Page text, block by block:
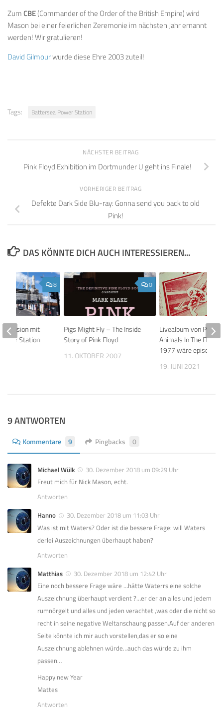
ZumCBE(Commander of the Order of the British Empire) wird
Mason bei einer feierlichen Zeremonie im nächsten Jahr ernannt
werden! Wir gratulieren!
David Gilmourwurde diese Ehre 2003 zuteil!
Tags: Battersea Power Station
NÄCHSTER BEITRAG
Pink Floyd Exhibition im Dortmunder U geht ins Finale!
VORHERIGER BEITRAG
Defekte Dark Side Blu-ray: Gonna send you back to old
Pink!
DAS KÖNNTE DICH AUCH INTERESSIEREN...
0
Pigs Might Fly – The Inside
Story of Pink Floyd
11. OKTOBER 2007
Livealbum von Pink
Animals In The Flesh-
1977 wäre episch
19. JUNI 2021
8
mit
Station
9 ANTWORTEN
Kommentare 9 Pingbacks 0
Michael Wülk
30. Dezember 2018 um 09:29 Uhr
Freut mich für Nick Mason, echt.
Antworten
Hanno
30. Dezember 2018 um 11:03 Uhr
Was ist mit Waters? Oder ist die bessere Frage: will Waters
derlei Auszeichnungen überhaupt haben?
Antworten
Matthias
30. Dezember 2018 um 12:42 Uhr
Eine noch bessere Frage wäre …hätte Waterrs eine solche
Auszeichnung überhaupt verdient ?…er der an alles und jedem
rumnörgelt und alles und jeden verachtet ,was oder die nicht so
recht in seine negative Weltanschaung passen.Auf der anderen
Seite könnte ich mir auch vorstellen,das er so eine
Auszeichnung ablehnen würde…auch das würde zu ihm
passen…
Happy new Year
Mattes
Antworten